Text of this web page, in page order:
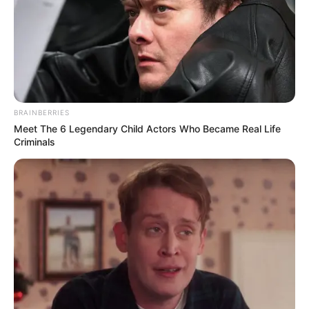
cargos como:
Operarios
Auxiliares
Técnicos
Tecnólogos y profesionales
Asimismo, la jornada contará con empleos para personal
Administrativo
Bodegaje
Logística
Ventas.
Además, habrá posiciones específicas para personas con
discapacidad y oportunidades para jóvenes que buscan
su primer empleo.Empresas de diferentes sectores,
desde el industrial hasta el de servicios y consumo,
ofrecerán sus mejores ofertasadaptadas a distintos
BRAINBERRIES
Meet The 6 Legendary Child Actors Who Became Real Life
Criminals